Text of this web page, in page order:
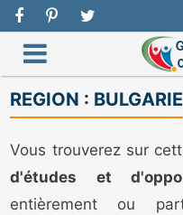
REGION : BULGARIE
Vous trouverez sur
d'études et
entièrement ou